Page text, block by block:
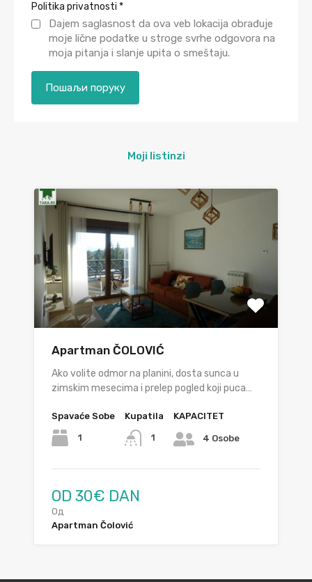
Politika privatnosti *
Dajem saglasnost da ova veb lokacija obrađuje
moje lične podatke u stroge svrhe odgovora na
moja pitanja i slanje upita o smeštaju.
Moji listinzi
Apartman ČOLOVIĆ
Ako volite odmor na planini, dosta sunca u
zimskim mesecima i prelep pogled koji puca…
Spavaće Sobe
1
Kupatila
1
KAPACITET
4 Osobe
OD 30€ DAN
Од
Apartman Čolović